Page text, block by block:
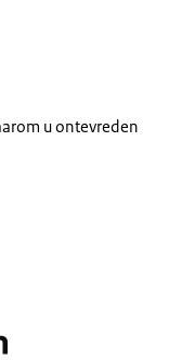
u ontevreden